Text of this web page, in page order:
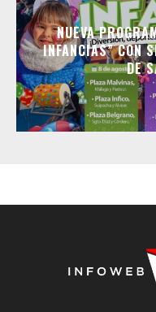
NUEVA
INFANCIAS” CON
DE